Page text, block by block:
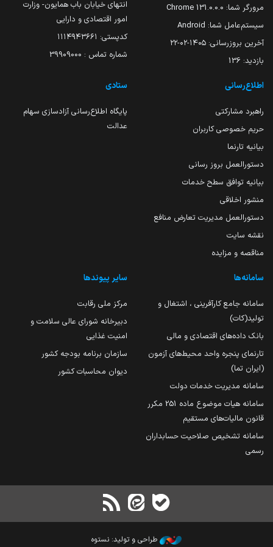
مرورگر شما: 131.0.0.0 Chrome
سیستم‌عامل شما: Android
آخرین بروزرسانی: ۱۴۰۵-۰۲-۲۲
بازدید: 136
انتهای خیابان باب همایون- وزارت
امور اقتصادی و دارایی
کدپستی: ۱۱۱۴۹۴۳۶۶۱
شماره تماس : 39909000
اطلاع‌رسانی
راهبرد مشارکتی
حریم خصوصی کاربران
بیانیه تارنما
دستورالعمل بروز رسانی
بیانیه توافق سطح خدمات
منشور اخلاقی
دستورالعمل مدیریت تعارض منافع
نقشه سایت
مناقصه و مزایده
ستادی
پایگاه اطلاع‌رسانی آزادسازی سهام
عدالت
سامانه‌ها
سامانه جامع کارآفرینی ، اشتغال و
تولید(کات)
بانک داده‌های اقتصادی و مالی
تارنمای پنجره واحد محیط‌های آزمون
(ایران تما)
سامانه مدیریت خدمات دولت
سامانه هیات موضوع ماده 251 مکرر
قانون مالیات‌های مستقیم
سامانه تشخیص صلاحیت حسابداران
رسمی
سایر پیوندها
مرکز ملی رقابت
دبیرخانه شورای عالی سلامت و
امنیت غذایی
سازمان برنامه بودجه کشور
دیوان محاسبات کشور
طراحی و تولید: نستوه